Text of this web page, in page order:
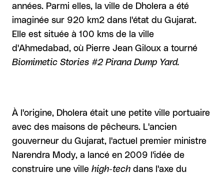
années. Parmi elles, la ville de Dholera a été
imaginée sur 920 km2 dans l'état du Gujarat.
Elle est située à 100 kms de la ville
d'Ahmedabad, où Pierre Jean Giloux a tourné
Biomimetic Stories #2 Pirana Dump Yard.
À l'origine, Dholera était une petite ville portuaire
avec des maisons de pêcheurs. L'ancien
gouverneur du Gujarat, l'actuel premier ministre
Narendra Mody, a lancé en 2009 l'idée de
construire une ville high-tech dans l'axe du